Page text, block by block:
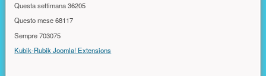
Questa settimana36205
Questo mese68117
Sempre703075
Kubik-Rubik Joomla! Extensions